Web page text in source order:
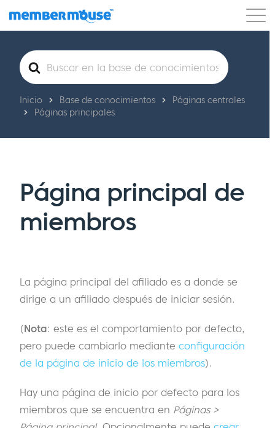
Características Clientes Precios
Comenzar
Buscar
Inicio Base de conocimientos
Páginas centrales
Páginas principales
Página principal de
miembros
La página principal del afiliado es a donde se
dirige a un afiliado después de iniciar sesión.
(Nota: este es el comportamiento por defecto,
pero puede cambiarlo mediante configuración
de la página de inicio de los miembros).
Hay una página de inicio por defecto para los
miembros que se encuentra en Páginas >